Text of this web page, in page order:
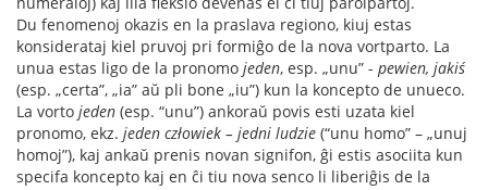
Du fenomenoj okazis en la praslava regiono, kiuj estas
konsiderataj kiel pruvoj pri formiĝo de la nova vortparto. La
unua estas ligo de la pronomo jeden, esp. „unu” - pewien, jakiś
(esp. „certa”, „ia” aŭ pli bone „iu”) kun la koncepto de unueco.
La vorto jeden (esp. “unu”) ankoraŭ povis esti uzata kiel
pronomo, ekz. jeden człowiek – jedni ludzie (“unu homo” – „unuj
homoj”), kaj ankaŭ prenis novan signifon, ĝi estis asociita kun
specifa koncepto kaj en ĉi tiu nova senco li liberiĝis de la